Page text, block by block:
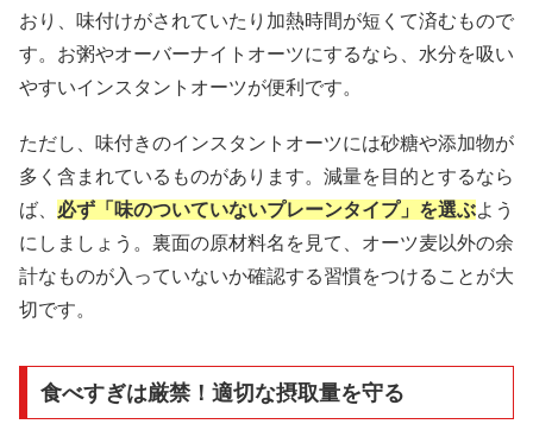
おり、味付けがされていたり加熱時間が短くて済むもので
す。お粥やオーバーナイトオーツにするなら、水分を吸い
やすいインスタントオーツが便利です。
ただし、味付きのインスタントオーツには砂糖や添加物が
多く含まれているものがあります。減量を目的とするなら
ば、 必ず「味のついていないプレーンタイプ」を選ぶよう
にしましょう。裏面の原材料名を見て、オーツ麦以外の余
計なものが入っていないか確認する習慣をつけることが大
切です。
食べすぎは厳禁！適切な摂取量を守る